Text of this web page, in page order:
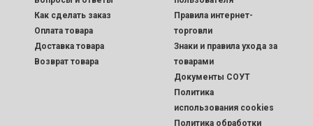
Как сделать заказ
Оплата товара
Доставка товара
Возврат товара
Правила интернет-
торговли
Знаки и правила ухода за
товарами
Документы СОУТ
Политика
использования cookies
Политика обработки